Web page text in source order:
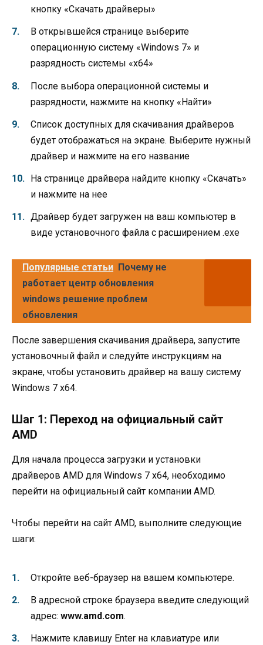
кнопку «Скачать драйверы»
В открывшейся странице выберите
операционную систему «Windows 7» и
разрядность системы «x64»
После выбора операционной системы и
разрядности, нажмите на кнопку «Найти»
Список доступных для скачивания драйверов
будет отображаться на экране. Выберите нужный
драйвер и нажмите на его название
На странице драйвера найдите кнопку «Скачать»
и нажмите на нее
Драйвер будет загружен на ваш компьютер в
виде установочного файла с расширением .exe
Популярные статьи Почему не
работает центр обновления
windows решение проблем
обновления
После завершения скачивания драйвера, запустите
установочный файл и следуйте инструкциям на
экране, чтобы установить драйвер на вашу систему
Windows 7 x64.
Шаг 1: Переход на официальный сайт
AMD
Для начала процесса загрузки и установки
драйверов AMD для Windows 7 x64, необходимо
перейти на официальный сайт компании AMD.
Чтобы перейти на сайт AMD, выполните следующие
шаги:
Откройте веб-браузер на вашем компьютере.
В адресной строке браузера введите следующий
адрес: www.amd.com.
Нажмите клавишу Enter на клавиатуре или